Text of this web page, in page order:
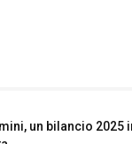
un bilancio 2025